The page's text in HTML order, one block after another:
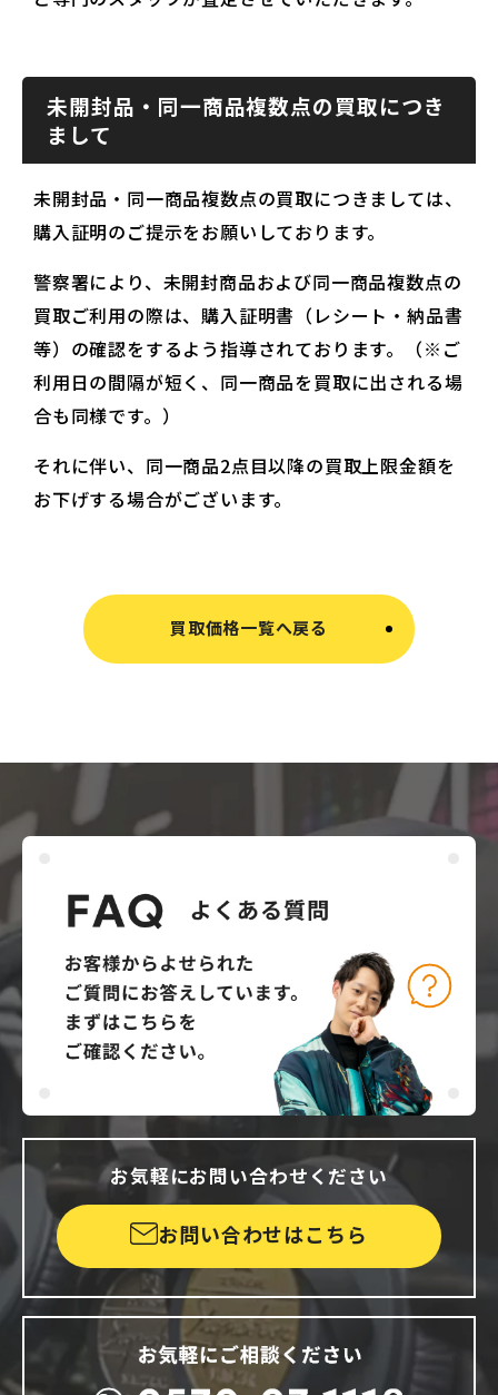
未開封品・同一商品複数点の買取につき
まして
未開封品・同一商品複数点の買取につきましては、
購入証明のご提示をお願いしております。
警察署により、未開封商品および同一商品複数点の
買取ご利用の際は、購入証明書（レシート・納品書
等）の確認をするよう指導されております。（※ご
利用日の間隔が短く、同一商品を買取に出される場
合も同様です。）
それに伴い、同一商品2点目以降の買取上限金額を
お下げする場合がございます。
買取価格一覧へ戻る
お気軽にお問い合わせください
お問い合わせはこちら